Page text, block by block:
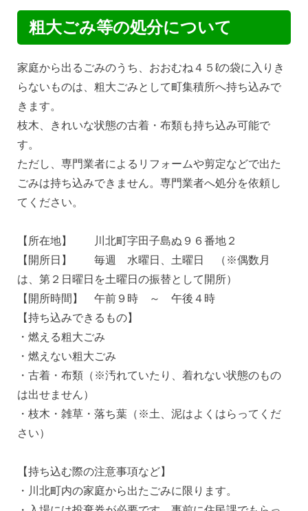
粗大ごみ等の処分について
家庭から出るごみのうち、おおむね４５ℓの袋に入りき
らないものは、粗大ごみとして町集積所へ持ち込みで
きます。
枝木、きれいな状態の古着・布類も持ち込み可能で
す。
ただし、専門業者によるリフォームや剪定などで出た
ごみは持ち込みできません。専門業者へ処分を依頼し
てください。
【所在地】 川北町字田子島ぬ９６番地２
【開所日】 毎週 水曜日、土曜日 （※偶数月
は、第２日曜日を土曜日の振替として開所）
【開所時間】 午前９時 ～ 午後４時
【持ち込みできるもの】
・燃える粗大ごみ
・燃えない粗大ごみ
・古着・布類（※汚れていたり、着れない状態のもの
は出せません）
・枝木・雑草・落ち葉（※土、泥はよくはらってくだ
さい）
【持ち込む際の注意事項など】
・川北町内の家庭から出たごみに限ります。